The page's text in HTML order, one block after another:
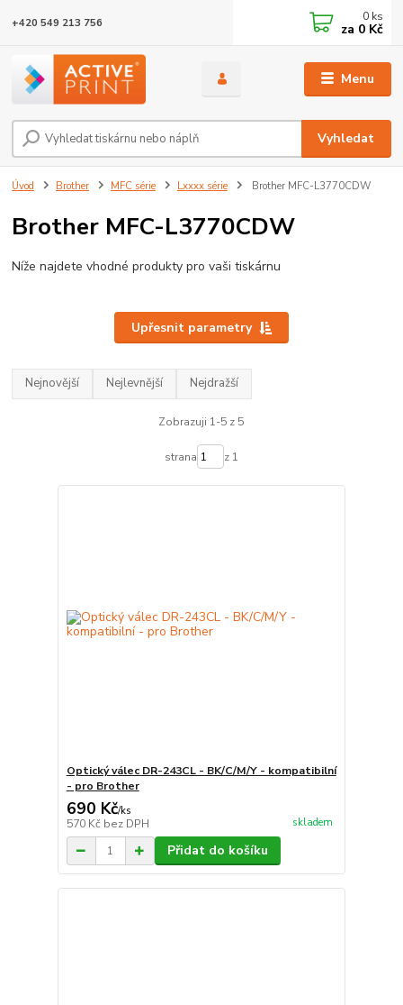
Menu
Vyhledat
+420 549 213 756 0 ks
za 0 Kč
Úvod Brother MFC série Lxxxx série Brother MFC-L3770CDW
Brother MFC-L3770CDW
Níže najdete vhodné produkty pro vaši tiskárnu
Upřesnit parametry
Nejnovější Nejlevnější Nejdražší
Zobrazuji 1-5 z 5
strana z 1
Optický válec DR-243CL - BK/C/M/Y - kompatibilní
- pro Brother
690 Kč/ks
570 Kč bez DPH skladem
Přidat do košíku